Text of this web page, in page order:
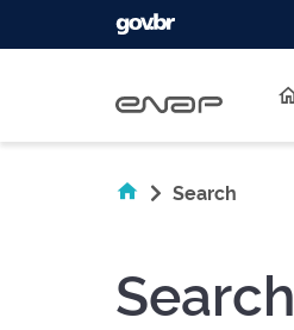
Search
Search